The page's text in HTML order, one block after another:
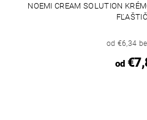
NOEMI CREAM SOLUTION
od €6,34
od